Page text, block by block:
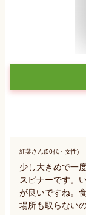
紅葉さん(50代・女性)
少し大きめで一
スピナーです。
が良いですね。
場所も取らない